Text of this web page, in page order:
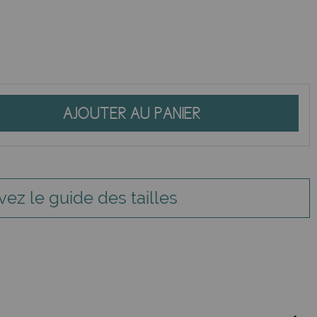
AJOUTER AU PANIER
le guide des tailles